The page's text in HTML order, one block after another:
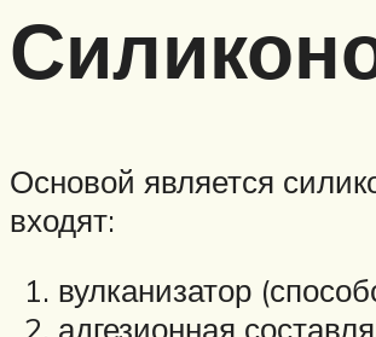
Основой является
входят:
вулканизатор
адгезионная